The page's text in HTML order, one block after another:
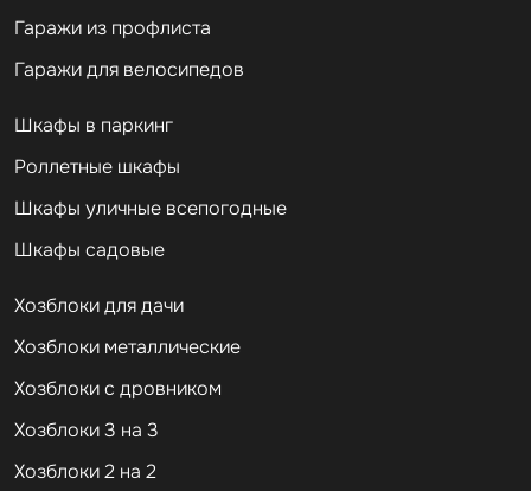
Гаражи из профлиста
Гаражи для велосипедов
Шкафы в паркинг
Роллетные шкафы
Шкафы уличные всепогодные
Шкафы садовые
Хозблоки для дачи
Хозблоки металлические
Хозблоки с дровником
Хозблоки 3 на 3
Хозблоки 2 на 2